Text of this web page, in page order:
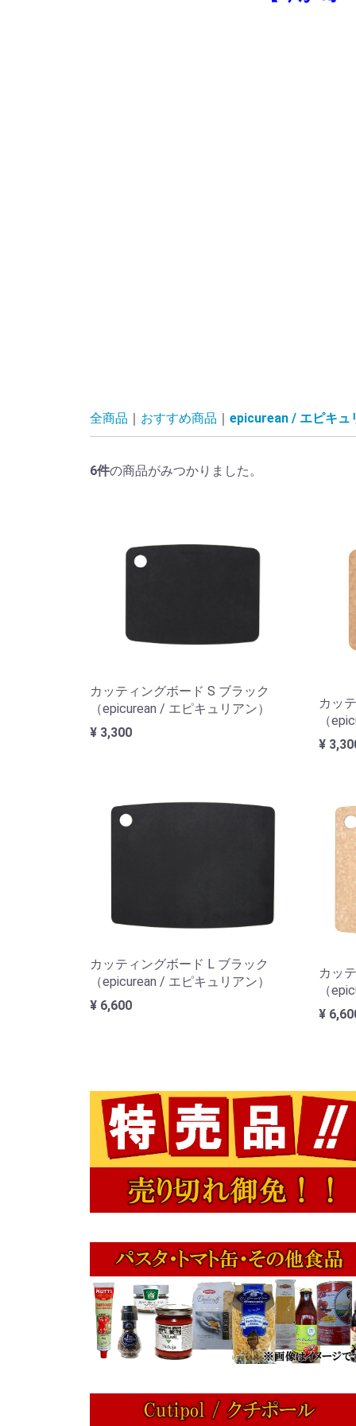
全商品 おすすめ商品 epicurean / エピキュ
6件の商品がみつかりました。
カッティングボード S ブラック
（epicurean / エピキュリアン）
¥ 3,300
カッ
（
¥
カッティングボード L ブラック
（epicurean / エピキュリアン）
¥ 6,600
カッ
（
¥